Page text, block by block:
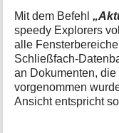
Mit dem Befehl
speedy Explorers
alle
Schließfach-
an Dokumenten,
vorgenommen
Ansicht entspricht